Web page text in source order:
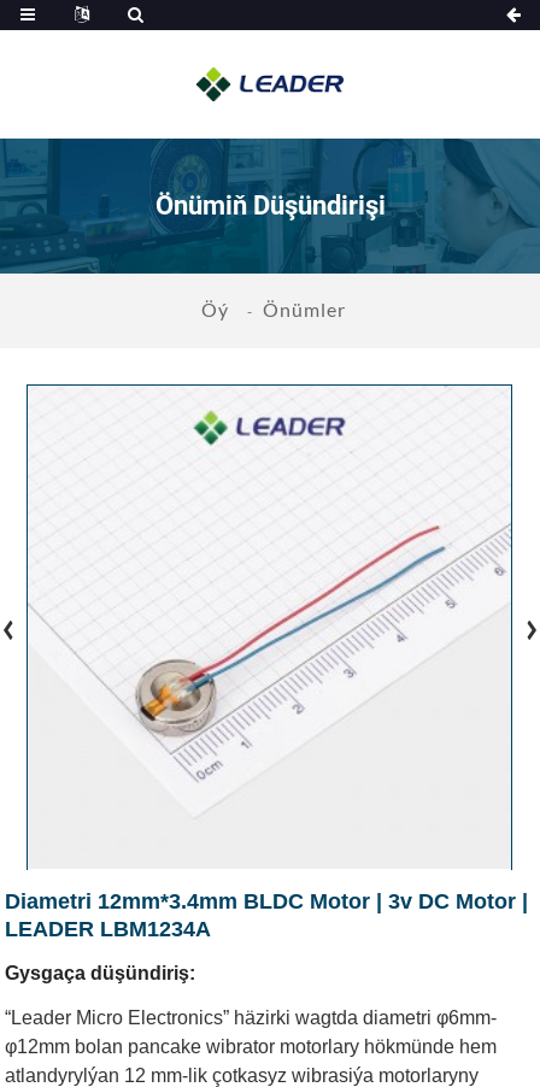
Önümiň Düşündirişi
Öý Önümler
Diametri 12mm*3.4mm BLDC Motor | 3v DC Motor |
LEADER LBM1234A
Gysgaça düşündiriş:
“Leader Micro Electronics” häzirki wagtda diametri φ6mm-
φ12mm bolan pancake wibrator motorlary hökmünde hem
atlandyrylýan 12 mm-lik çotkasyz wibrasiýa motorlaryny